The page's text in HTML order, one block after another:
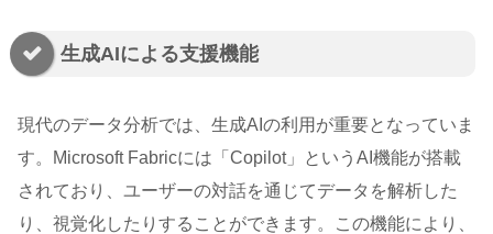
生成AIによる支援機能
現代のデータ分析では、生成AIの利用が重要となっていま
す。Microsoft Fabricには「Copilot」というAI機能が搭載
されており、ユーザーの対話を通じてデータを解析した
り、視覚化したりすることができます。この機能により、